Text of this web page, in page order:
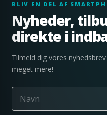
BLIV EN DEL AF
Nyheder,
direkte i
Tilmeld dig vores
meget mere!